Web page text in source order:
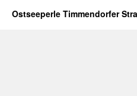
Ostseeperle Timmendorfer